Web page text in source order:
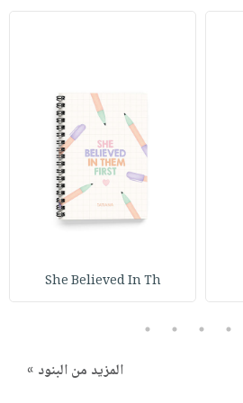
She Believed In Th
2
3
4
5
المزيد من البنود »